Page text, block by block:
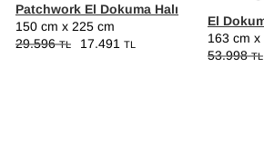
Patchwork El Dokuma Halı
150 cm x 225 cm
29.596TL 17.491 TL
El
163 cm x
53.998TL